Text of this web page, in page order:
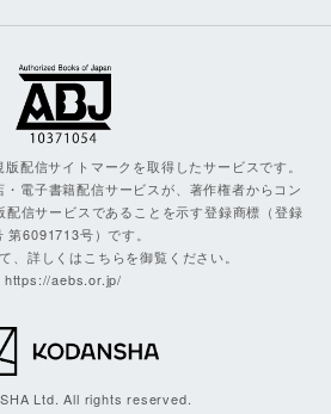
配信サイトマークを取得したサービスです。
電子書籍配信サービスが、著作権者からコン
信サービスであることを示す登録商標（登録
第6091713号）です。
、詳しくはこちらを御覧ください。
https://aebs.or.jp/
Ltd. All rights reserved.